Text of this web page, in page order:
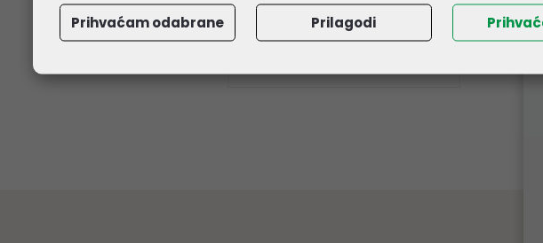
Kataloški broj:C13T66424A
Prihvaćam odabrane Prilagodi